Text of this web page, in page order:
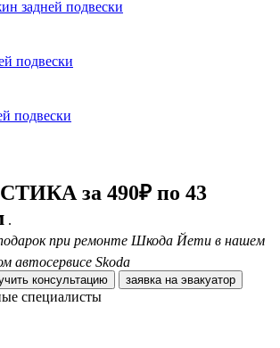
задней подвески
подвески
подвески
за 490₽ по 43
.
при ремонте Шкода Йети в нашем
автосервисе Skoda
консультацию заявка на эвакуатор
специалисты